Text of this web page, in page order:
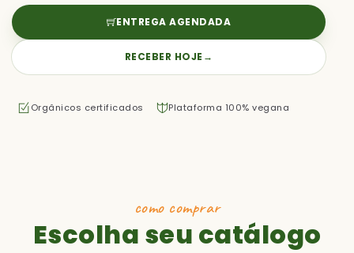
ENTREGA AGENDADA
RECEBER HOJE →
Orgânicos certificados Plataforma 100% vegana
como comprar
Escolha seu catálogo